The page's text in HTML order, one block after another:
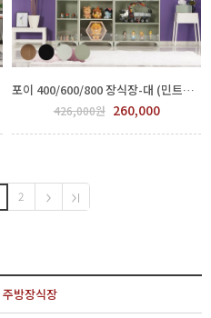
포이 400/600/800 장식장-대 (민트그레이) GTE 615-4
426,000원 260,000
2
주방장식장